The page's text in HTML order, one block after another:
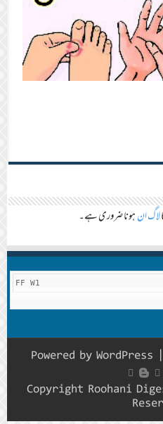
لاگ انہونا ضروری ہے۔
FF W1
Powered by WordPress
© Copyright Roohani